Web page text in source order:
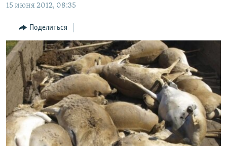
Вернутся
поиску
КЫРГЫЗЧА
ЎЗБЕКЧА
ТОҶИКӢ
TÜRKMENÇE
Все сайты РСЕ/РС
15 июня 2012, 08:35
Поделиться